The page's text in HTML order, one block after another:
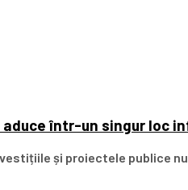
aduce într-un singur loc
și proiectele publice